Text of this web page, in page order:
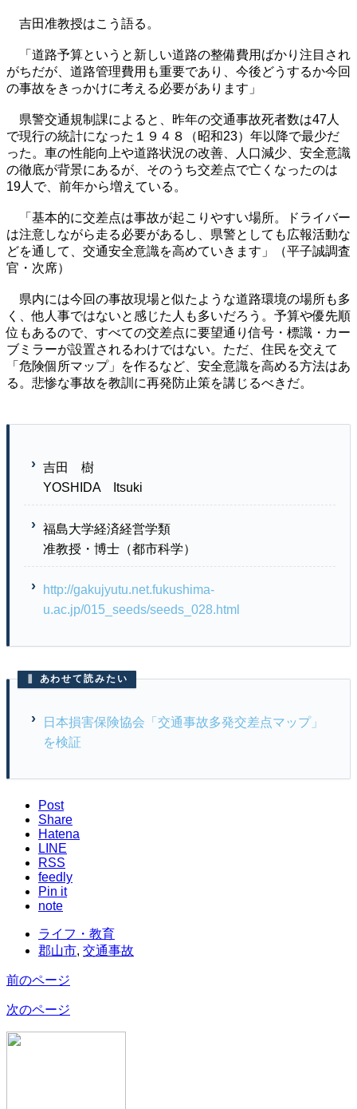
吉田准教授はこう語る。
「道路予算というと新しい道路の整備費用ばかり注目され
がちだが、道路管理費用も重要であり、今後どうするか今回
の事故をきっかけに考える必要があります」
県警交通規制課によると、昨年の交通事故死者数は47人
で現行の統計になった１９４８（昭和23）年以降で最少だ
った。車の性能向上や道路状況の改善、人口減少、安全意識
の徹底が背景にあるが、そのうち交差点で亡くなったのは
19人で、前年から増えている。
「基本的に交差点は事故が起こりやすい場所。ドライバー
は注意しながら走る必要があるし、県警としても広報活動な
どを通して、交通安全意識を高めていきます」（平子誠調査
官・次席）
県内には今回の事故現場と似たような道路環境の場所も多
く、他人事ではないと感じた人も多いだろう。予算や優先順
位もあるので、すべての交差点に要望通り信号・標識・カー
ブミラーが設置されるわけではない。ただ、住民を交えて
「危険個所マップ」を作るなど、安全意識を高める方法はあ
る。悲惨な事故を教訓に再発防止策を講じるべきだ。
吉田 樹
YOSHIDA Itsuki
福島大学経済経営学類
准教授・博士（都市科学）
http://gakujyutu.net.fukushima-
u.ac.jp/015_seeds/seeds_028.html
あわせて読みたい
日本損害保険協会「交通事故多発交差点マップ」
を検証
Post
Share
Hatena
LINE
RSS
feedly
Pin it
note
ライフ・教育
郡山市, 交通事故
前のページ
次のページ